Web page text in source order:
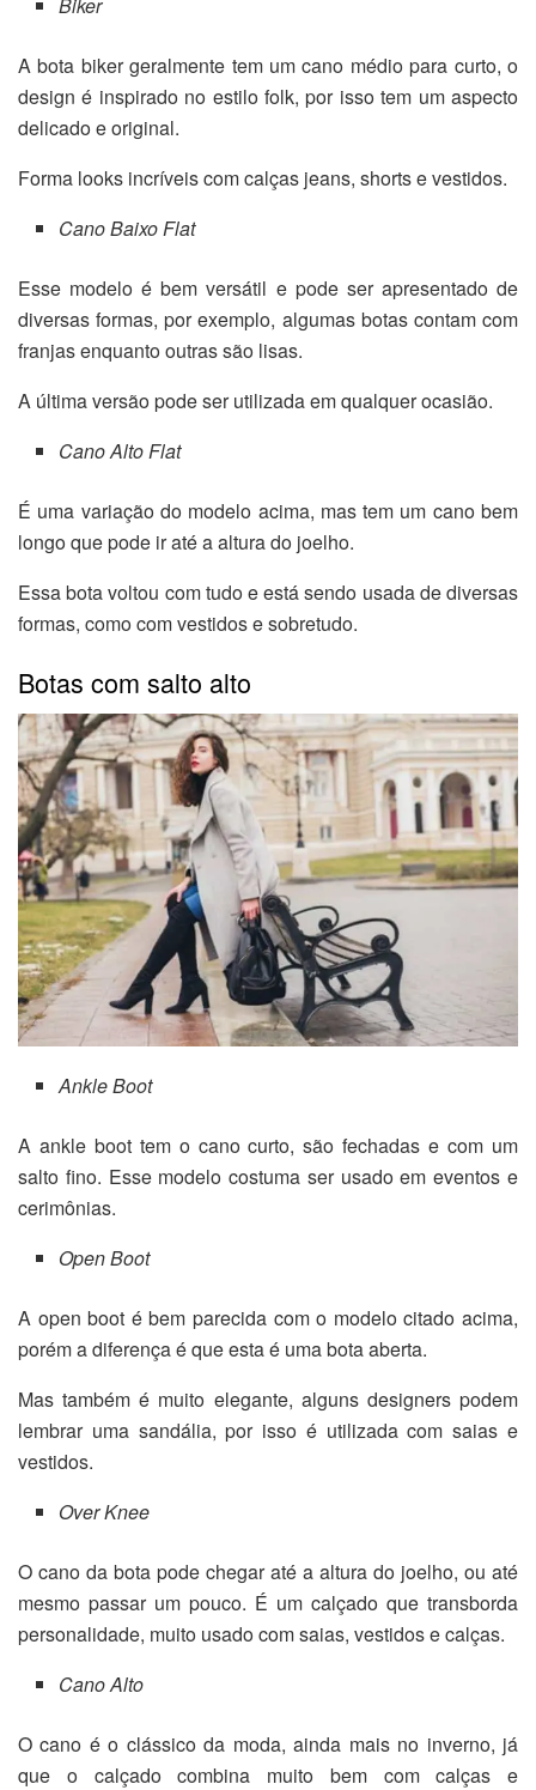
A bota biker geralmente tem um cano médio para curto, o
design é inspirado no estilo folk, por isso tem um aspecto
delicado e original.
Forma looks incríveis com calças jeans, shorts e vestidos.
Cano Baixo Flat
Esse modelo é bem versátil e pode ser apresentado de
diversas formas, por exemplo, algumas botas contam com
franjas enquanto outras são lisas.
A última versão pode ser utilizada em qualquer ocasião.
Cano Alto Flat
É uma variação do modelo acima, mas tem um cano bem
longo que pode ir até a altura do joelho.
Essa bota voltou com tudo e está sendo usada de diversas
formas, como com vestidos e sobretudo.
Botas com salto alto
Ankle Boot
A ankle boot tem o cano curto, são fechadas e com um
salto fino. Esse modelo costuma ser usado em eventos e
cerimônias.
Open Boot
A open boot é bem parecida com o modelo citado acima,
porém a diferença é que esta é uma bota aberta.
Mas também é muito elegante, alguns designers podem
lembrar uma sandália, por isso é utilizada com saias e
vestidos.
Over Knee
O cano da bota pode chegar até a altura do joelho, ou até
mesmo passar um pouco. É um calçado que transborda
personalidade, muito usado com saias, vestidos e calças.
Cano Alto
O cano é o clássico da moda, ainda mais no inverno, já
que o calçado combina muito bem com calças e